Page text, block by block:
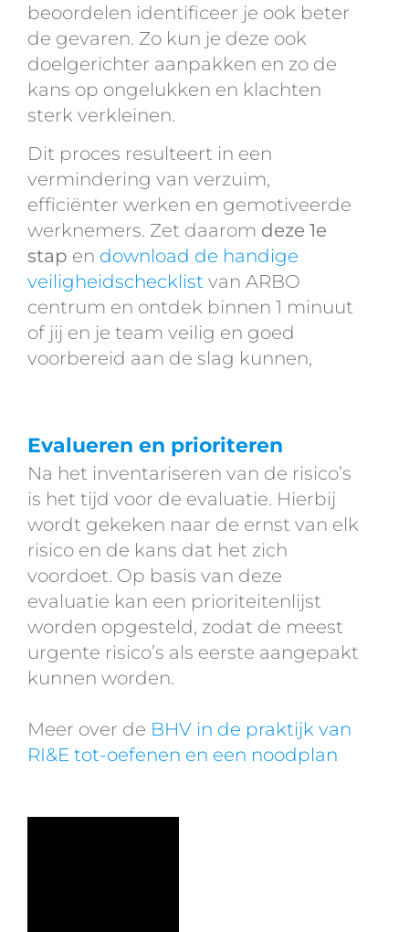
beoordelen identificeer je ook beter
de gevaren. Zo kun je deze ook
doelgerichter aanpakken en zo de
kans op ongelukken en klachten
sterk verkleinen.
Dit proces resulteert in een
vermindering van verzuim,
efficiënter werken en gemotiveerde
werknemers. Zet daarom deze 1e
stap en download de handige
veiligheidschecklist van ARBO
centrum en ontdek binnen 1 minuut
of jij en je team veilig en goed
voorbereid aan de slag kunnen,
Evalueren en prioriteren
Na het inventariseren van de risico’s
is het tijd voor de evaluatie. Hierbij
wordt gekeken naar de ernst van elk
risico en de kans dat het zich
voordoet. Op basis van deze
evaluatie kan een prioriteitenlijst
worden opgesteld, zodat de meest
urgente risico’s als eerste aangepakt
kunnen worden.
Meer over de BHV in de praktijk van
RI&E tot-oefenen en een noodplan